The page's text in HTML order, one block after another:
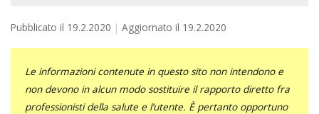
Pubblicato il 19.2.2020 Aggiornato il 19.2.2020
Le informazioni contenute in questo sito non intendono e
non devono in alcun modo sostituire il rapporto diretto fra
professionisti della salute e l’utente. È pertanto opportuno